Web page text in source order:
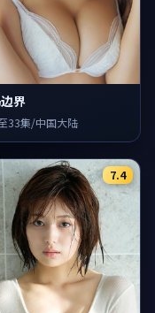
界
33集/中国大陆
7.4